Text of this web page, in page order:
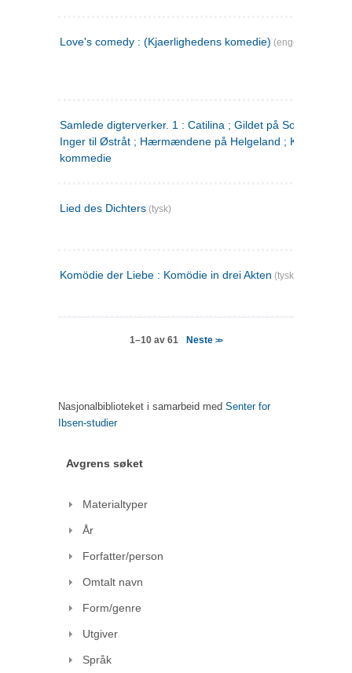
Love's comedy : (Kjaerlighedens komedie) (engelsk)
Samlede digterverker. 1 : Catilina ; Gildet på Solhaug ; Fru
Inger til Østråt ; Hærmændene på Helgeland ;
kommedie
Lied des Dichters (tysk)
Komödie der Liebe : Komödie in drei Akten (tysk)
1–10 av 61 Neste>>
Nasjonalbiblioteket i samarbeid med Senter for
Ibsen-studier
Avgrens søket
Materialtyper
År
Forfatter/person
Omtalt navn
Form/genre
Utgiver
Språk